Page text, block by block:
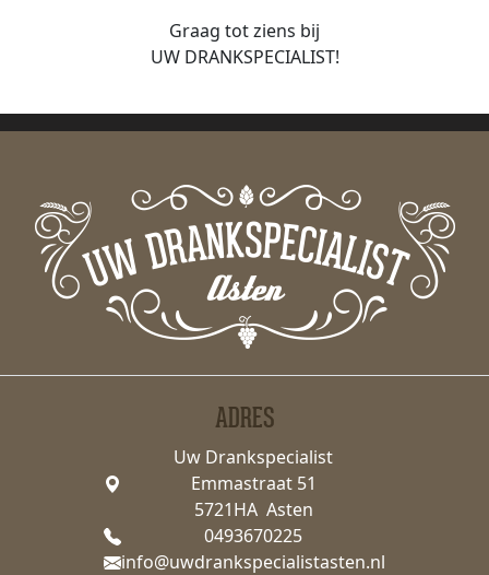
Graag tot ziens bij
UW DRANKSPECIALIST!
ADRES
Uw Drankspecialist
Emmastraat 51
5721HA Asten
0493670225
info@uwdrankspecialistasten.nl